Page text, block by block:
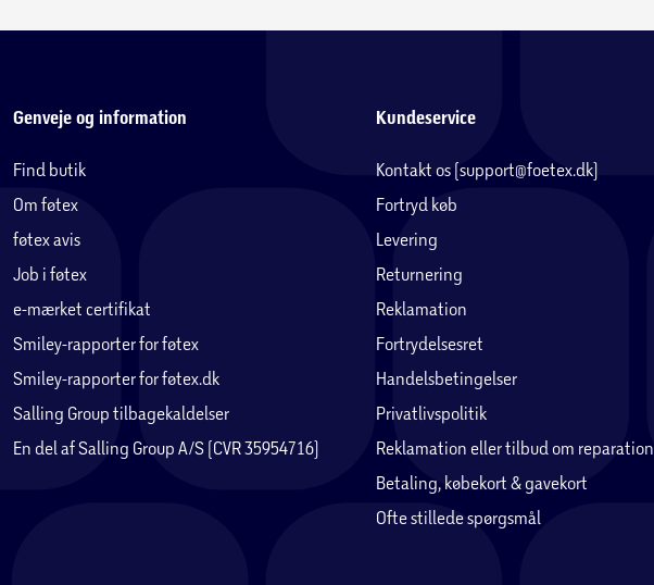
Genveje og information
Find butik
Om føtex
føtex avis
Job i føtex
e-mærket certifikat
Smiley-rapporter for føtex
Smiley-rapporter for føtex.dk
Salling Group tilbagekaldelser
En del af Salling Group A/S (CVR 35954716)
Kundeservice
Kontakt os (support@foetex.dk)
Fortryd køb
Levering
Returnering
Reklamation
Fortrydelsesret
Handelsbetingelser
Privatlivspolitik
Reklamation eller tilbud om reparation
Betaling, købekort & gavekort
Ofte stillede spørgsmål